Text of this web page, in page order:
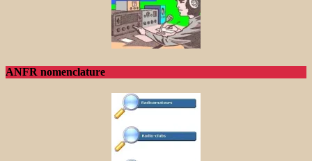
ANFR nomenclature